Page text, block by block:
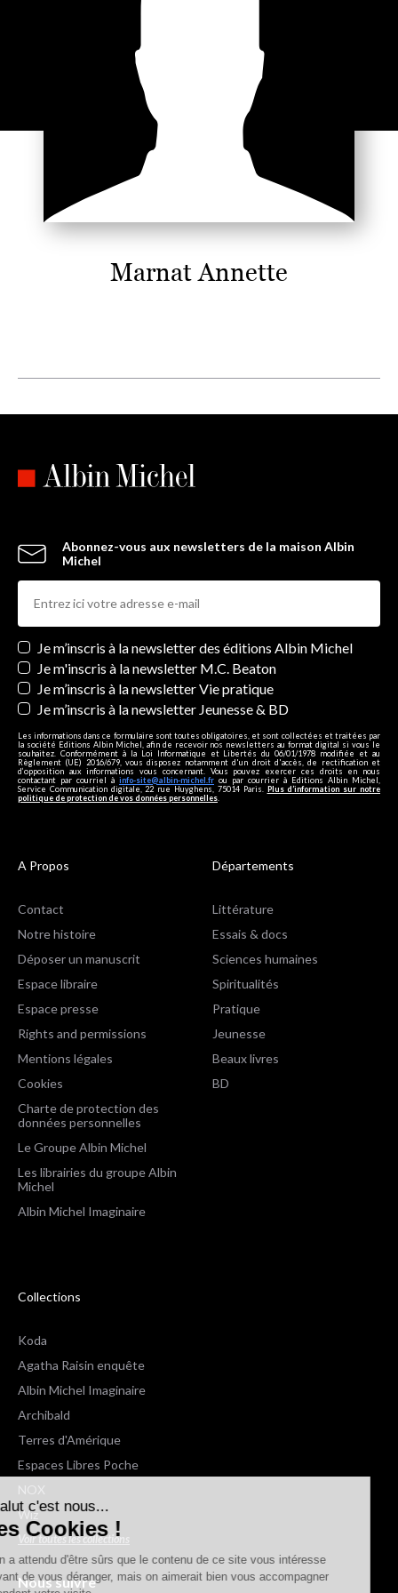
Salut c'est nous...
les Cookies !
On a attendu d'être sûrs que le contenu de ce site vous intéresse
avant de vous déranger, mais on aimerait bien vous accompagner
Marnat Annette
Abonnez-vous aux newsletters de la maison Albin
Michel
Newsletters
Je m’inscris à la newsletter des éditions Albin Michel
Je m'inscris à la newsletter M.C. Beaton
Je m’inscris à la newsletter Vie pratique
Je m’inscris à la newsletter Jeunesse & BD
Les informations dans ce formulaire sont toutes obligatoires, et sont collectées et traitées par
la société Editions Albin Michel, afin de recevoir nos newsletters au format digital si vous le
souhaitez. Conformément à la Loi Informatique et Libertés du 06/01/1978 modifiée et au
Règlement (UE) 2016/679, vous disposez notamment d'un droit d'accès, de rectification et
d’opposition aux informations vous concernant. Vous pouvez exercer ces droits en nous
contactant par courriel à info-site@albin-michel.fr ou par courrier à Editions Albin Michel,
Service Communication digitale, 22 rue Huyghens, 75014 Paris. Plus d’information sur notre
politique de protection de vos données personnelles
A Propos
Contact
Notre histoire
Déposer un manuscrit
Espace libraire
Espace presse
Rights and permissions
Mentions légales
Cookies
Charte de protection des
données personnelles
Le Groupe Albin Michel
Les librairies du groupe Albin
Michel
Albin Michel Imaginaire
Départements
Littérature
Essais & docs
Sciences humaines
Spiritualités
Pratique
Jeunesse
Beaux livres
BD
Collections
Koda
Agatha Raisin enquête
Albin Michel Imaginaire
Archibald
Terres d'Amérique
Espaces Libres Poche
NOX
Wiz
Voir toutes les collections
Nous suivre